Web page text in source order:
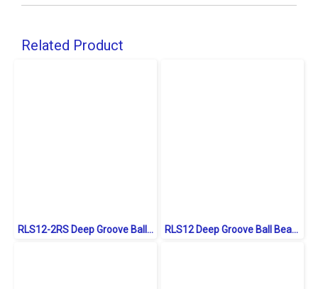
Related Product
RLS12-2RS Deep Groove Ball Bearings inch. Seal Type RLS12 Deep Groove Ball Bearings inch. Open Type